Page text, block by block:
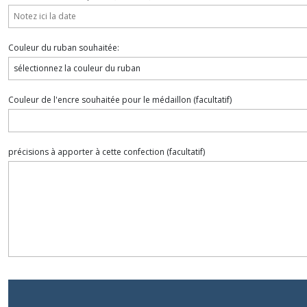
Couleur du ruban souhaitée:
Couleur de l'encre souhaitée pour le médaillon (facultatif)
précisions à apporter à cette confection (facultatif)